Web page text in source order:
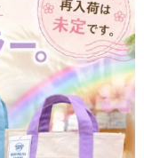
をさせて頂きました！あ
修理をさせて頂きまし
換をさせて頂きました！